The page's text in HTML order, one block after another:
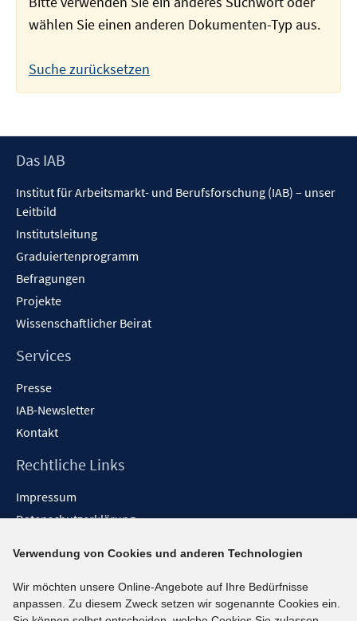
wählen Sie einen anderen Dokumenten-Typ aus.
Suche zurücksetzen
Footer
Das IAB
Institut für Arbeitsmarkt- und Berufsforschung (IAB) – unser
Leitbild
Institutsleitung
Graduiertenprogramm
Befragungen
Projekte
Wissenschaftlicher Beirat
Services
Presse
IAB-Newsletter
Kontakt
Rechtliche Links
Impressum
Datenschutzerklärung
Barrieren melden
Social-Media-Kanäle
Verwendung von Cookies und anderen Technologien
Wir möchten unsere Online-Angebote auf Ihre Bedürfnisse
anpassen. Zu diesem Zweck setzen wir sogenannte Cookies ein.